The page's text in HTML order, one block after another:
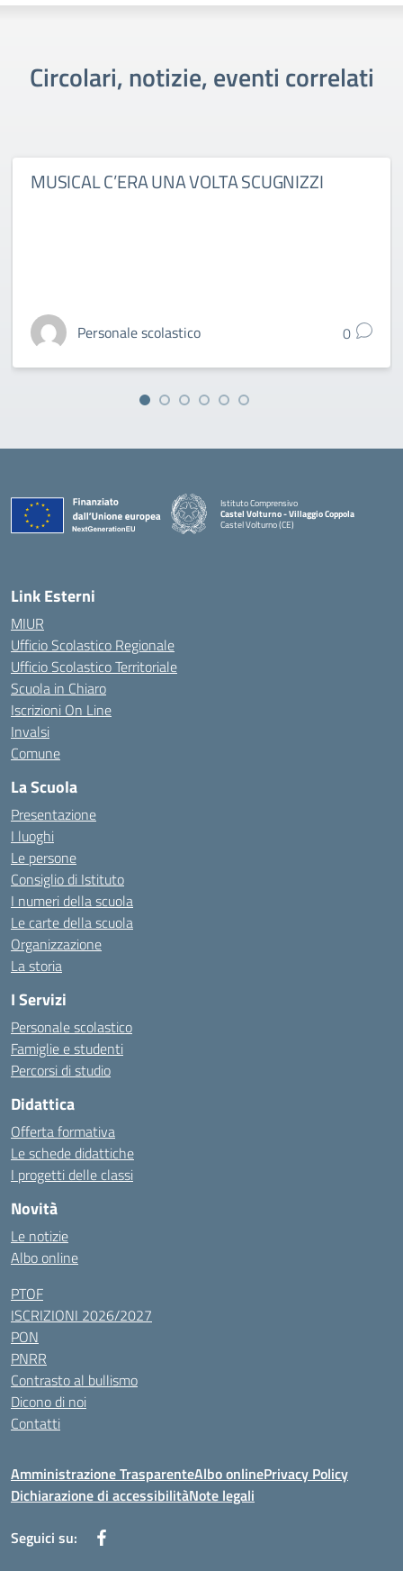
Circolari, notizie, eventi correlati
MUSICAL C’ERA UNA VOLTA SCUGNIZZI
Personale scolastico 0
Istituto Comprensivo
Castel Volturno - Villaggio Coppola
Castel Volturno (CE)
Link Esterni
MIUR
Ufficio Scolastico Regionale
Ufficio Scolastico Territoriale
Scuola in Chiaro
Iscrizioni On Line
Invalsi
Comune
La Scuola
Presentazione
I luoghi
Le persone
Consiglio di Istituto
I numeri della scuola
Le carte della scuola
Organizzazione
La storia
I Servizi
Personale scolastico
Famiglie e studenti
Percorsi di studio
Didattica
Offerta formativa
Le schede didattiche
I progetti delle classi
Novità
Le notizie
Albo online
PTOF
ISCRIZIONI 2026/2027
PON
PNRR
Contrasto al bullismo
Dicono di noi
Contatti
Amministrazione TrasparenteAlbo onlinePrivacy Policy
Dichiarazione di accessibilitàNote legali
Seguici su: